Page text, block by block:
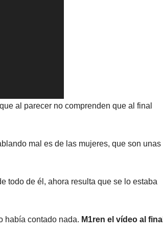
al parecer no comprenden que al final
mal es de las mujeres, que son unas
todo de él, ahora resulta que se lo estaba
había contado nada. M1ren el vídeo al final